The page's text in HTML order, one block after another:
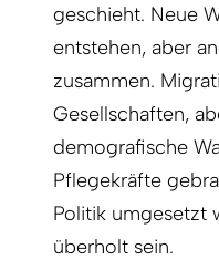
geschieht. Neue
entstehen, aber
zusammen.
Gesellschaften,
demografische
Pflegekräfte
Politik umgesetzt
überholt sein.